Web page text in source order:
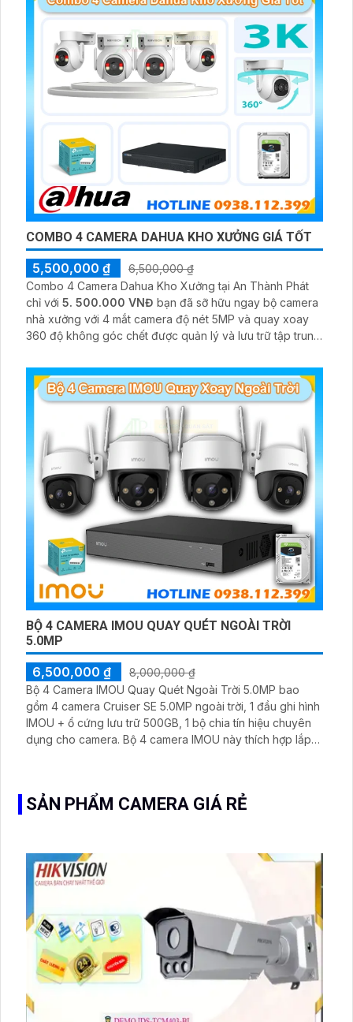
COMBO 4 CAMERA DAHUA KHO XƯỞNG GIÁ TỐT
5,500,000 ₫
6,500,000 ₫
Combo 4 Camera Dahua Kho Xưởng tại An Thành Phát
chỉ với 5. 500.000 VNĐ bạn đã sỡ hữu ngay bộ camera
nhà xưởng với 4 mắt camera độ nét 5MP và quay xoay
360 độ không góc chết được quản lý và lưu trữ tập trung
BỘ 4 CAMERA IMOU QUAY QUÉT NGOÀI TRỜI
5.0MP
6,500,000 ₫
8,000,000 ₫
Bộ 4 Camera IMOU Quay Quét Ngoài Trời 5.0MP bao
gồm 4 camera Cruiser SE 5.0MP ngoài trời, 1 đầu ghi hình
IMOU + ổ cứng lưu trữ 500GB, 1 bộ chia tín hiệu chuyên
dụng cho camera. Bộ 4 camera IMOU này thích hợp lắp
SẢN PHẨM CAMERA GIÁ RẺ